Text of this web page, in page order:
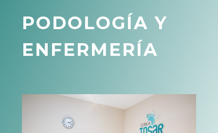
PODOLOGÍA Y
ENFERMERÍA